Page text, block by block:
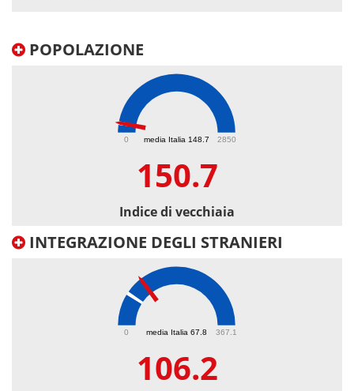
POPOLAZIONE
media Italia 148.7
0 2850
150.7
Indice di vecchiaia
INTEGRAZIONE DEGLI STRANIERI
media Italia 67.8
0 367.1
106.2